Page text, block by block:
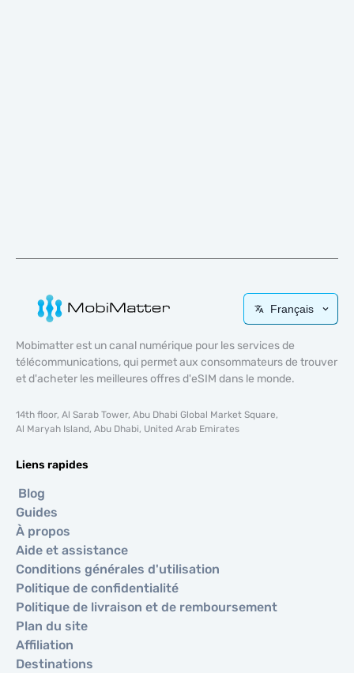
Français
Mobimatter est un canal numérique pour les services de
télécommunications, qui permet aux consommateurs de trouver
et d'acheter les meilleures offres d'eSIM dans le monde.
14th floor, Al Sarab Tower, Abu Dhabi Global Market Square,
Al Maryah Island, Abu Dhabi, United Arab Emirates
Liens rapides
Blog
Guides
À propos
Aide et assistance
Conditions générales d'utilisation
Politique de confidentialité
Politique de livraison et de remboursement
Plan du site
Affiliation
Destinations